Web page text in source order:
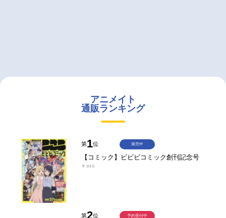
アニメイト
通販ランキング
第1位
【コミック】ビビビコミック創刊記念号
￥935
発売中
第2位 予約受付中